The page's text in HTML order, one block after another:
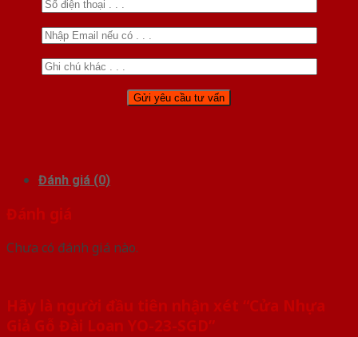
Đánh giá (0)
Đánh giá
Chưa có đánh giá nào.
Hãy là người đầu tiên nhận xét “Cửa Nhựa
Giả Gỗ Đài Loan YO-23-SGD”